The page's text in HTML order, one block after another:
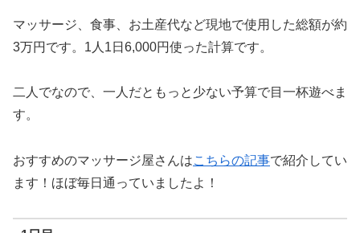
マッサージ、食事、お土産代など現地で使用した総額が約
3万円です。1人1日6,000円使った計算です。
二人でなので、一人だともっと少ない予算で目一杯遊べま
す。
おすすめのマッサージ屋さんはこちらの記事で紹介してい
ます！ほぼ毎日通っていましたよ！